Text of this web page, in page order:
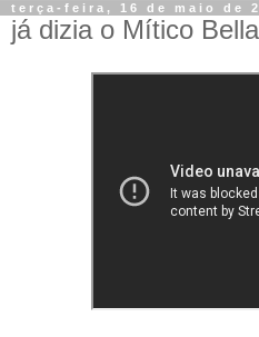
terça-feira, 16 de maio de
já dizia o Mítico